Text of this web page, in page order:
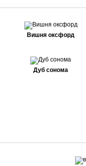
Вишня оксфорд
Дуб сонома